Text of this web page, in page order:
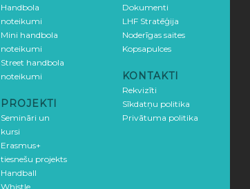
Handbola
noteikumi
Mini handbola
noteikumi
Street handbola
noteikumi
PROJEKTI
Semināri un
kursi
Erasmus+
tiesnešu projekts
Handball
Whistle
Dokumenti
LHF Stratēģija
Noderīgas saites
Kopsapulces
KONTAKTI
Rekvizīti
Sīkdatņu politika
Privātuma politika